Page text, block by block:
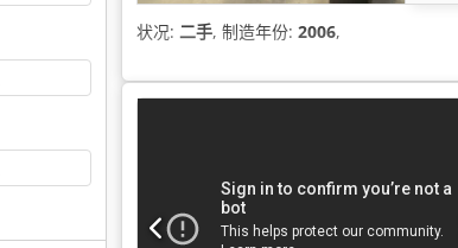
状况: 二手, 制造年份: 2006,